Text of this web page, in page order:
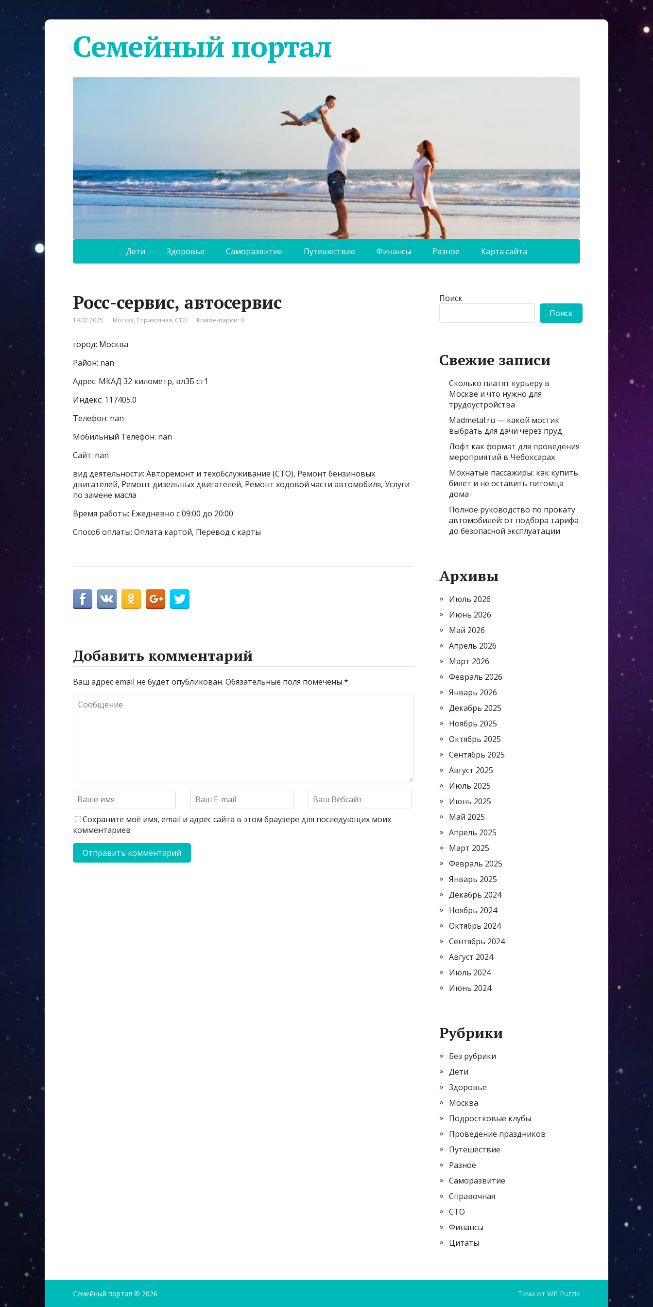
Семейный портал
Дети Здоровье Саморазвитие Путешествие Финансы Разное Карта сайта
Росс-сервис, автосервис
19.07.2025 Москва, Справочная, СТО Комментарии: 0
город: Москва
Район: nan
Адрес: МКАД 32 километр, вл3Б ст1
Индекс: 117405.0
Телефон: nan
Мобильный Телефон: nan
Сайт: nan
вид деятельности: Авторемонт и техобслуживание (СТО), Ремонт бензиновых
двигателей, Ремонт дизельных двигателей, Ремонт ходовой части автомобиля, Услуги
по замене масла
Время работы: Ежедневно с 09:00 до 20:00
Способ оплаты: Оплата картой, Перевод с карты
Добавить комментарий
Ваш адрес email не будет опубликован. Обязательные поля помечены *
Сохраните моё имя, email и адрес сайта в этом браузере для последующих моих
комментариев
Поиск
Поиск
Свежие записи
Сколько платят курьеру в
Москве и что нужно для
трудоустройства
Madmetal.ru — какой мостик
выбрать для дачи через пруд
Лофт как формат для проведения
мероприятий в Чебоксарах
Мохнатые пассажиры: как купить
билет и не оставить питомца
дома
Полное руководство по прокату
автомобилей: от подбора тарифа
до безопасной эксплуатации
Архивы
Июль 2026
Июнь 2026
Май 2026
Апрель 2026
Март 2026
Февраль 2026
Январь 2026
Декабрь 2025
Ноябрь 2025
Октябрь 2025
Сентябрь 2025
Август 2025
Июль 2025
Июнь 2025
Май 2025
Апрель 2025
Март 2025
Февраль 2025
Январь 2025
Декабрь 2024
Ноябрь 2024
Октябрь 2024
Сентябрь 2024
Август 2024
Июль 2024
Июнь 2024
Рубрики
Без рубрики
Дети
Здоровье
Москва
Подростковые клубы
Проведение праздников
Путешествие
Разное
Саморазвитие
Справочная
СТО
Финансы
Цитаты
Семейный портал © 2026 Тема от WP Puzzle